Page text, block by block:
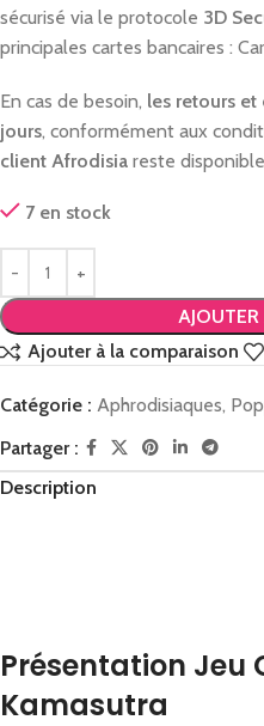
sécurisé via le protocole 3D
principales cartes bancaires :
En cas de besoin, les retours et
jours, conformément aux
client Afrodisia reste
7 en stock
Ajouter à la comparaison
Catégorie : Aphrodisiaques,
Partager :
Description
Présentation Jeu
Kamasutra